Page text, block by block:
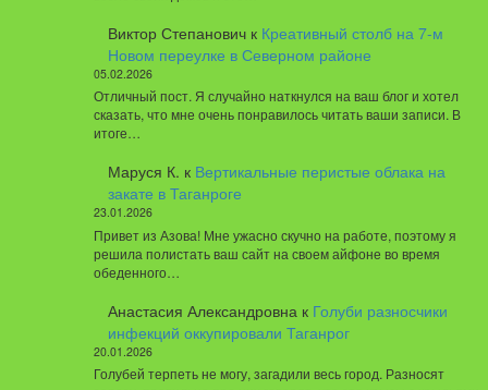
Виктор Степановичк Креативный столб на 7-м
Новом переулке в Северном районе
05.02.2026
Отличный пост. Я случайно наткнулся на ваш блог и хотел
сказать, что мне очень понравилось читать ваши записи. В
итоге…
Маруся К. к Вертикальные перистые облака на
закате в Таганроге
23.01.2026
Привет из Азова! Мне ужасно скучно на работе, поэтому я
решила полистать ваш сайт на своем айфоне во время
обеденного…
Анастасия Александровна к Голуби разносчики
инфекций оккупировали Таганрог
20.01.2026
Голубей терпеть не могу, загадили весь город. Разносят